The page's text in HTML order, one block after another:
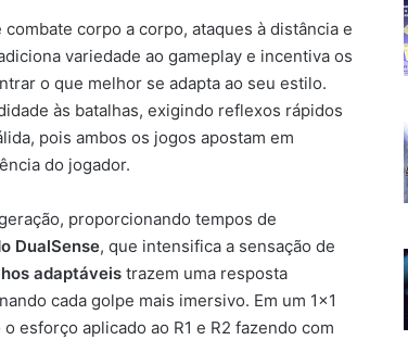
corpo a corpo, ataques à distância e
variedade ao gameplay e incentiva os
o que melhor se adapta ao seu estilo.
às batalhas, exigindo reflexos rápidos
pois ambos os jogos apostam em
do jogador.
proporcionando tempos de
DualSense, que intensifica a sensação de
adaptáveis trazem uma resposta
cada golpe mais imersivo. Em um 1×1
esforço aplicado ao R1 e R2 fazendo com